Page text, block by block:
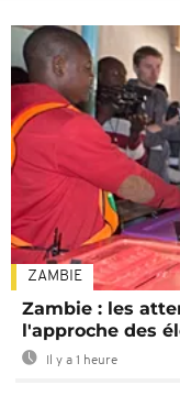
ZAMBIE
Zambie : les
l'approche des
Il y a 1 heure